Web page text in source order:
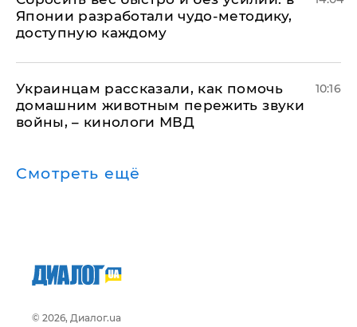
Японии разработали чудо-методику,
доступную каждому
Украинцам рассказали, как помочь
домашним животным пережить звуки
войны, – кинологи МВД
10:16
Смотреть ещё
© 2026, Диалог.ua